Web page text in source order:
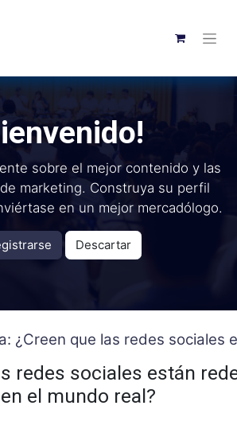
sobre el mejor contenido y las
marketing. Construya su perfil
en un mejor mercadólogo.
Descartar
¿Creen que las redes
redes sociales están
el mundo real?